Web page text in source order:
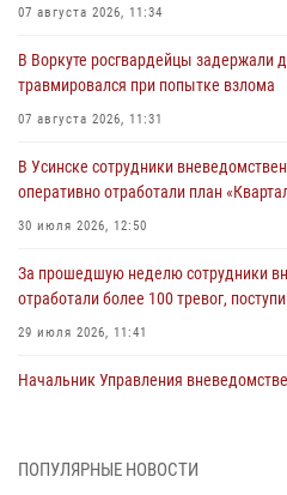
07 августа 2026, 11:34
В Воркуте росгвардейцы задержали
травмировался при попытке взлома
07 августа 2026, 11:31
В Усинске сотрудники
оперативно отработали план
30 июля 2026, 12:50
За прошедшую неделю сотрудники
отработали более 100 тревог,
29 июля 2026, 11:41
Начальник Управления
20 июля 2026, 15:24 1
ПОПУЛЯРНЫЕ НОВОСТИ